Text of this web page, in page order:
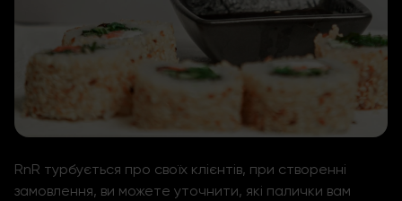
RnR турбується про своїх клієнтів, при створенні
замовлення, ви можете уточнити, які палички вам